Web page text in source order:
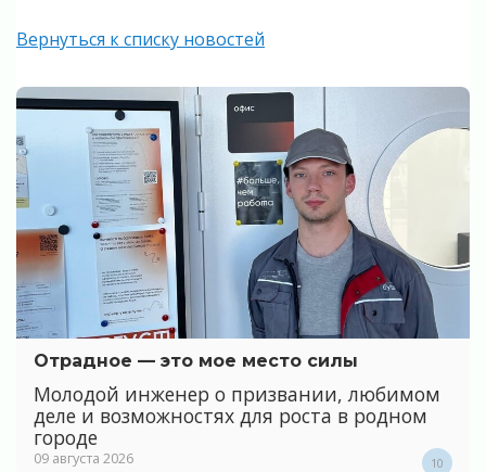
Вернуться к списку новостей
Отрадное — это мое место силы
Молодой инженер о призвании, любимом
деле и возможностях для роста в родном
городе
09 августа 2026 10